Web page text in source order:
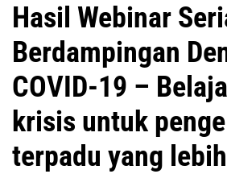
Hasil Webinar
Berdampingan
COVID-19 –
krisis untuk
terpadu yang